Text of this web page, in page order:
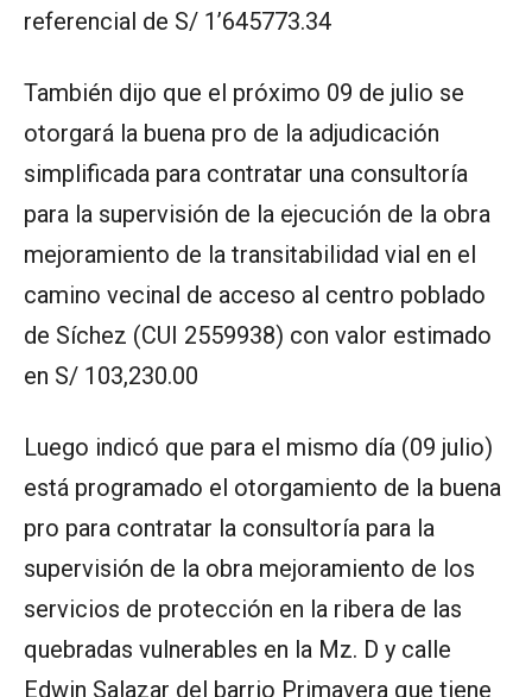
referencial de S/ 1’645773.34
También dijo que el próximo 09 de julio se
otorgará la buena pro de la adjudicación
simplificada para contratar una consultoría
para la supervisión de la ejecución de la obra
mejoramiento de la transitabilidad vial en el
camino vecinal de acceso al centro poblado
de Síchez (CUI 2559938) con valor estimado
en S/ 103,230.00
Luego indicó que para el mismo día (09 julio)
está programado el otorgamiento de la buena
pro para contratar la consultoría para la
supervisión de la obra mejoramiento de los
servicios de protección en la ribera de las
quebradas vulnerables en la Mz. D y calle
Edwin Salazar del barrio Primavera que tiene